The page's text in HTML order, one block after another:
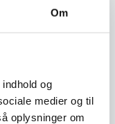
Om
og
medier og til
oplysninger om
2 beslag
mm,
stål.Splashback 30